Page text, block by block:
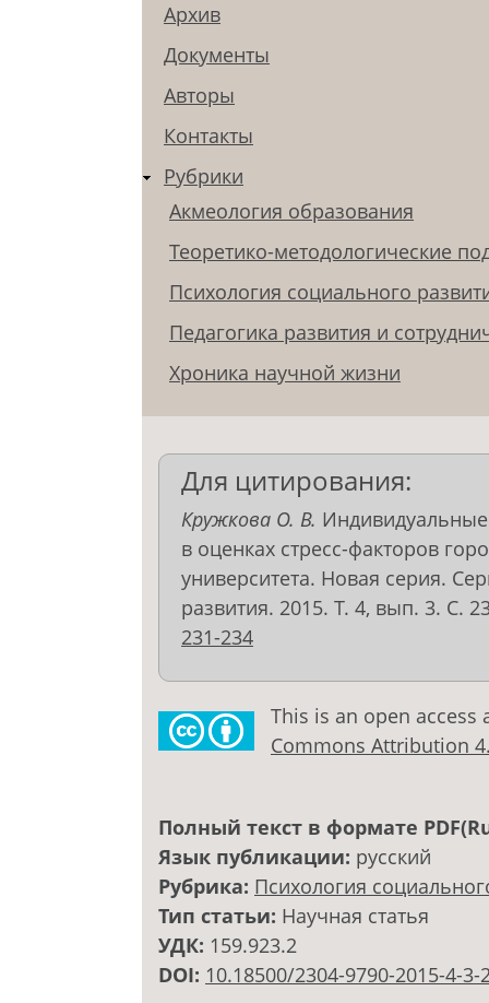
Архив
Документы
Авторы
Контакты
Рубрики
Акмеология образования
Теоретико-методологические
Психология социального
Педагогика развития и
Хроника научной жизни
Для цитирования:
Кружкова О. В.
в оценках стресс-факторов
университета. Новая серия.
развития. 2015. Т. 4, вып. 3. С.
231-234
This is an open
Commons Attribution
Полный текст в формате
Язык публикации: русский
Рубрика: Психология
Тип статьи: Научная статья
УДК: 159.923.2
DOI: 10.18500/2304-9790-2015-4-3-